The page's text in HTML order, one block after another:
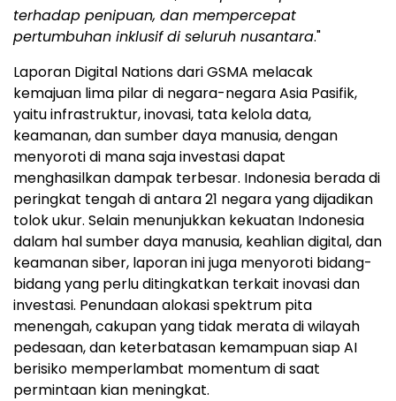
terhadap penipuan, dan mempercepat
pertumbuhan inklusif di seluruh nusantara."
Laporan Digital Nations dari GSMA melacak
kemajuan lima pilar di negara-negara Asia Pasifik,
yaitu infrastruktur, inovasi, tata kelola data,
keamanan, dan sumber daya manusia, dengan
menyoroti di mana saja investasi dapat
menghasilkan dampak terbesar. Indonesia berada di
peringkat tengah di antara 21 negara yang dijadikan
tolok ukur. Selain menunjukkan kekuatan Indonesia
dalam hal sumber daya manusia, keahlian digital, dan
keamanan siber, laporan ini juga menyoroti bidang-
bidang yang perlu ditingkatkan terkait inovasi dan
investasi. Penundaan alokasi spektrum pita
menengah, cakupan yang tidak merata di wilayah
pedesaan, dan keterbatasan kemampuan siap AI
berisiko memperlambat momentum di saat
permintaan kian meningkat.